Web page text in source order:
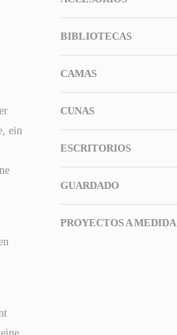
ein
BIBLIOTECAS
CAMAS
CUNAS
ESCRITORIOS
GUARDADO
PROYECTOS A MEDIDA